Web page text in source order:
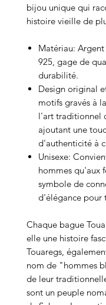
bijou unique qui
histoire vieille de
Matériau:
925, gage de
durabilité.
Design original
motifs gravés à
l'art traditionnel
ajoutant une
d'authenticité à
Unisexe:
hommes qu'aux
symbole de
d'élégance pour
Chaque bague
elle une histoire
Touaregs,
nom de "hommes
de leur
sont un peuple